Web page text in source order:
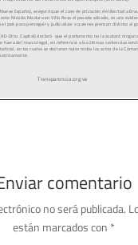
comentario
no será publicada.
están marcados con *